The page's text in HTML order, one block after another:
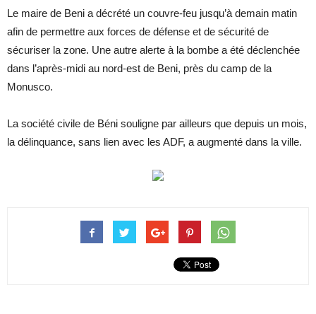
Le maire de Beni a décrété un couvre-feu jusqu’à demain matin
afin de permettre aux forces de défense et de sécurité de
sécuriser la zone. Une autre alerte à la bombe a été déclenchée
dans l’après-midi au nord-est de Beni, près du camp de la
Monusco.
La société civile de Béni souligne par ailleurs que depuis un mois,
la délinquance, sans lien avec les ADF, a augmenté dans la ville.